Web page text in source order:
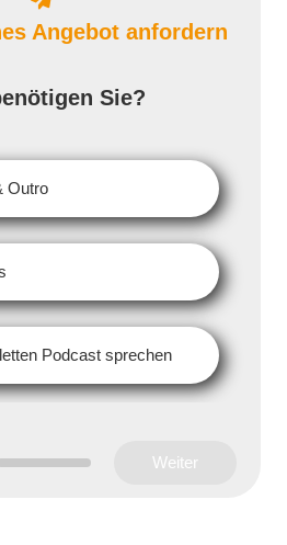
Angebot anfordern
Sie?
Outro
Podcast sprechen
Weiter